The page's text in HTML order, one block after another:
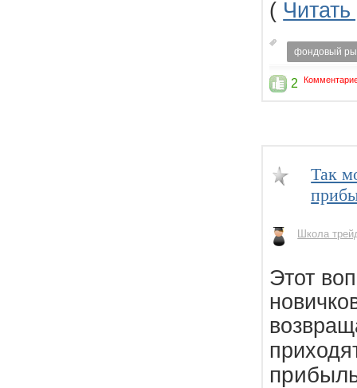
(
фондовый
2
Так
Школа
Этот